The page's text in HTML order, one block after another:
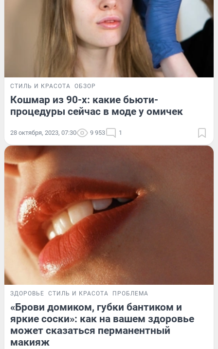
СТИЛЬ И КРАСОТА ОБЗОР
Кошмар из 90-х: какие бьюти-
процедуры сейчас в моде у омичек
28 октября, 2023, 07:30 9 953 1
ЗДОРОВЬЕ СТИЛЬ И КРАСОТА ПРОБЛЕМА
«Брови домиком, губки бантиком и
яркие соски»: как на вашем здоровье
может сказаться перманентный
макияж